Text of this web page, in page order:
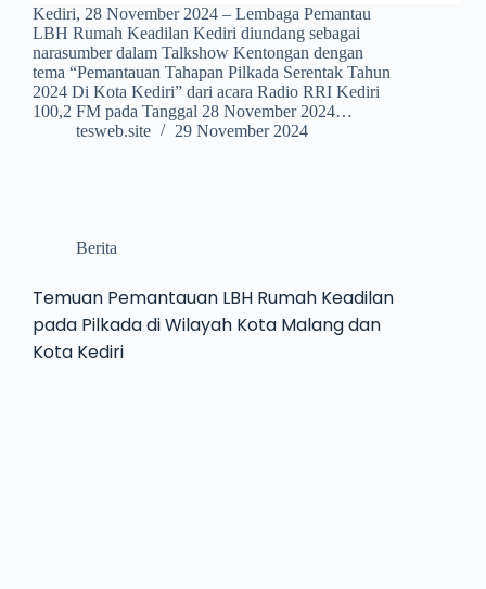
Kediri, 28 November 2024 – Lembaga Pemantau
LBH Rumah Keadilan Kediri diundang sebagai
narasumber dalam Talkshow Kentongan dengan
tema “Pemantauan Tahapan Pilkada Serentak Tahun
2024 Di Kota Kediri” dari acara Radio RRI Kediri
100,2 FM pada Tanggal 28 November 2024…
tesweb.site
29 November 2024
Berita
Temuan Pemantauan LBH Rumah Keadilan
pada Pilkada di Wilayah Kota Malang dan
Kota Kediri